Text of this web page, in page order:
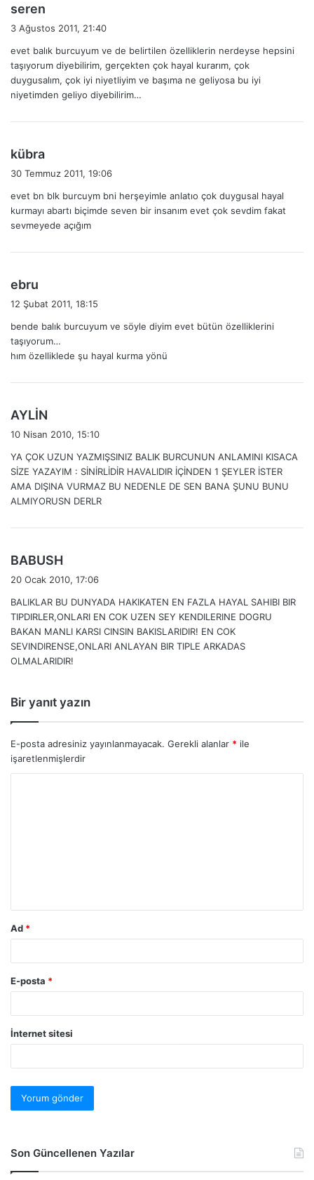
seren
i
k
i
3 Ağustos 2011, 21:40
evet balık burcuyum ve de belirtilen özelliklerin nerdeyse hepsini
taşıyorum diyebilirim, gerçekten çok hayal kurarım, çok
duygusalım, çok iyi niyetliyim ve başıma ne geliyosa bu iyi
niyetimden geliyo diyebilirim…
kübra
k
i
30 Temmuz 2011, 19:06
evet bn blk burcuym bni herşeyimle anlatıo çok duygusal hayal
kurmayı abartı biçimde seven bir insanım evet çok sevdim fakat
sevmeyede açığım
ebru
k
i
12 Şubat 2011, 18:15
bende balık burcuyum ve söyle diyim evet bütün özelliklerini
taşıyorum…
hım özelliklede şu hayal kurma yönü
AYLİN
i
k
i
10 Nisan 2010, 15:10
YA ÇOK UZUN YAZMIŞSINIZ BALIK BURCUNUN ANLAMINI KISACA
SİZE YAZAYIM : SİNİRLİDİR HAVALIDIR İÇİNDEN 1 ŞEYLER İSTER
AMA DIŞINA VURMAZ BU NEDENLE DE SEN BANA ŞUNU BUNU
ALMIYORUSN DERLR
BABUSH
i
k
i
20 Ocak 2010, 17:06
BALIKLAR BU DUNYADA HAKIKATEN EN FAZLA HAYAL SAHIBI BIR
TIPDIRLER,ONLARI EN COK UZEN SEY KENDILERINE DOGRU
BAKAN MANLI KARSI CINSIN BAKISLARIDIR! EN COK
SEVINDIRENSE,ONLARI ANLAYAN BIR TIPLE ARKADAS
OLMALARIDIR!
Bir yanıt yazın
E-posta adresiniz yayınlanmayacak. Gerekli alanlar * ile
işaretlenmişlerdir
Ad *
E-posta *
İnternet sitesi
Son Güncellenen Yazılar